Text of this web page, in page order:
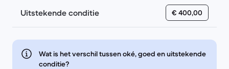
Uitstekende conditie € 400,00
Wat is het verschil tussen oké, goed en uitstekende
conditie?